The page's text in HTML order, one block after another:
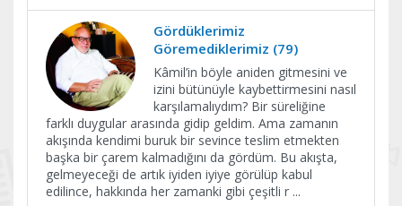
Gördüklerimiz
Göremediklerimiz (79)
Kâmil’in böyle aniden gitmesini ve
izini bütünüyle kaybettirmesini nasıl
karşılamalıydım? Bir süreliğine
farklı duygular arasında gidip geldim. Ama zamanın
akışında kendimi buruk bir sevince teslim etmekten
başka bir çarem kalmadığını da gördüm. Bu akışta,
gelmeyeceği de artık iyiden iyiye görülüp kabul
edilince, hakkında her zamanki gibi çeşitli r ...